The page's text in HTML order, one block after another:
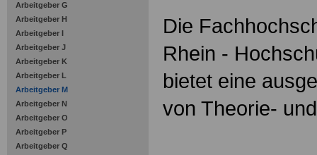
Arbeitgeber G
Arbeitgeber H
Arbeitgeber I
Arbeitgeber J
Arbeitgeber K
Arbeitgeber L
Arbeitgeber M
Arbeitgeber N
Arbeitgeber O
Arbeitgeber P
Arbeitgeber Q
Die
Rhein -
bietet eine
von Theorie-